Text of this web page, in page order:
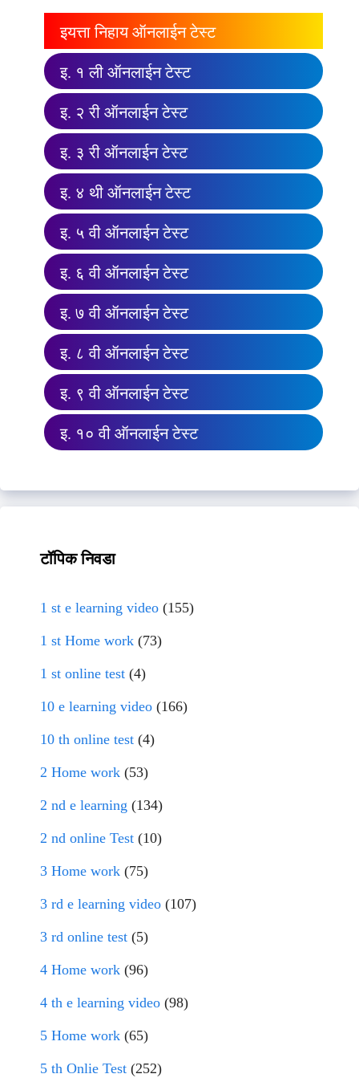
इयत्ता निहाय ऑनलाईन टेस्ट
इ. १ ली ऑनलाईन टेस्ट
इ. २ री ऑनलाईन टेस्ट
इ. ३ री ऑनलाईन टेस्ट
इ. ४ थी ऑनलाईन टेस्ट
इ. ५ वी ऑनलाईन टेस्ट
इ. ६ वी ऑनलाईन टेस्ट
इ. ७ वी ऑनलाईन टेस्ट
इ. ८ वी ऑनलाईन टेस्ट
इ. ९ वी ऑनलाईन टेस्ट
इ. १० वी ऑनलाईन टेस्ट
टॉपिक निवडा
1 st e learning video (155)
1 st Home work (73)
1 st online test (4)
10 e learning video (166)
10 th online test (4)
2 Home work (53)
2 nd e learning (134)
2 nd online Test (10)
3 Home work (75)
3 rd e learning video (107)
3 rd online test (5)
4 Home work (96)
4 th e learning video (98)
5 Home work (65)
5 th Onlie Test (252)